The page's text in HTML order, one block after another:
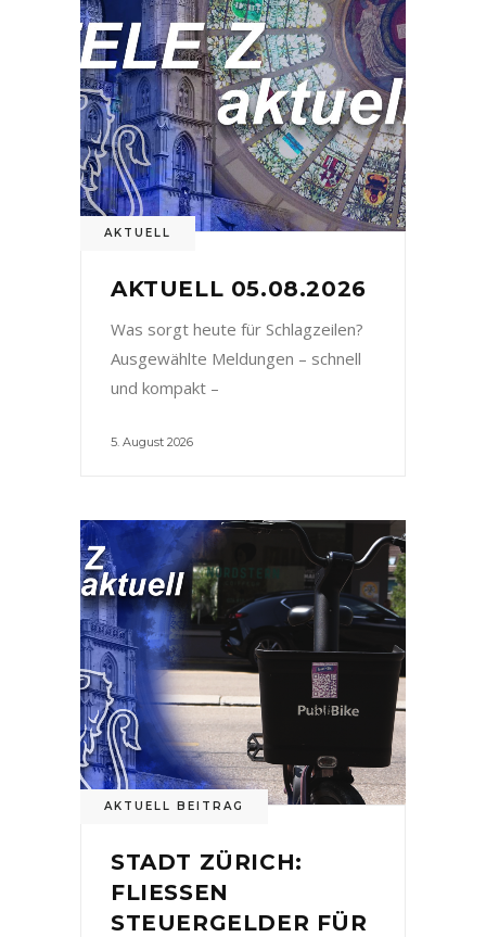
AKTUELL
AKTUELL 05.08.2026
Was sorgt heute für Schlagzeilen?
Ausgewählte Meldungen – schnell
und kompakt –
5. August 2026
AKTUELL BEITRAG
STADT ZÜRICH:
FLIESSEN
STEUERGELDER FÜR